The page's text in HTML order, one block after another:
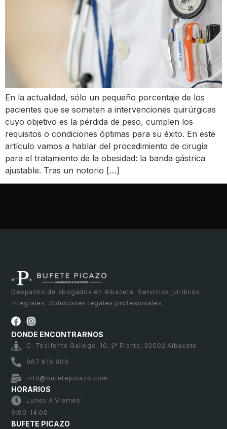
En la actualidad, sólo un pequeño porcentaje de los
pacientes que se someten a intervenciones quirúrgicas
cuyo objetivo es la pérdida de peso, cumplen los
requisitos o condiciones óptimas para su éxito. En este
artículo vamos a hablar del procedimiento de cirugía
para el tratamiento de la obesidad: la banda gástrica
ajustable. Tras un notorio […]
Despacho de abogados en Albacete. Servicios jurídicos
integrales. Soluciones legales profesionales.
DONDE ENCONTRARNOS
C. Tesifonte Gallego, 10, 2ª Planta, 02002 Albacete
967 616 800
info@bufetepicazo.com
HORARIOS
Lunes A Viernes:
9:00-14:00
BUFETE PICAZO